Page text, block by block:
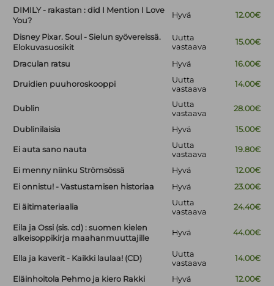
DIMILY - rakastan : did I Mention I Love
You?
Hyvä 12.00€
Disney Pixar. Soul - Sielun syövereissä.
Elokuvasuosikit
Uutta
vastaava
15.00€
Draculan ratsu Hyvä 16.00€
Druidien puuhoroskooppi
Uutta
vastaava
14.00€
Dublin
Uutta
vastaava
28.00€
Dublinilaisia Hyvä 15.00€
Ei auta sano nauta
Uutta
vastaava
19.80€
Ei menny niinku Strömsössä Hyvä
12.00€
Ei onnistu! - Vastustamisen historiaa
Hyvä 23.00€
Ei äitimateriaalia
Uutta
vastaava
24.40€
Eila ja Ossi (sis. cd) : suomen kielen
alkeisoppikirja maahanmuuttajille
Hyvä 44.00€
Ella ja kaverit - Kaikki laulaa! (CD)
Uutta
vastaava
14.00€
Eläinhoitola Pehmo ja kiero Rakki Hyvä
12.00€